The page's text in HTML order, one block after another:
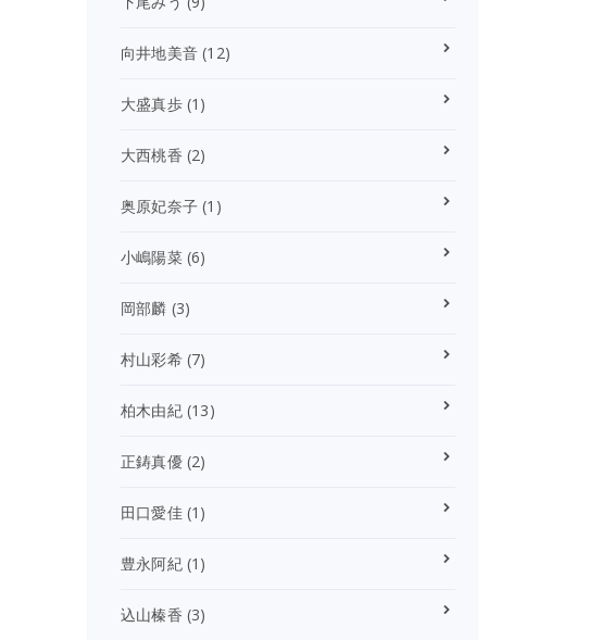
向井地美音 (12)
大盛真歩(1)
大西桃香 (2)
奥原妃奈子 (1)
小嶋陽菜(6)
岡部麟 (3)
村山彩希(7)
柏木由紀(13)
正鋳真優(2)
田口愛佳(1)
豊永阿紀(1)
込山榛香 (3)